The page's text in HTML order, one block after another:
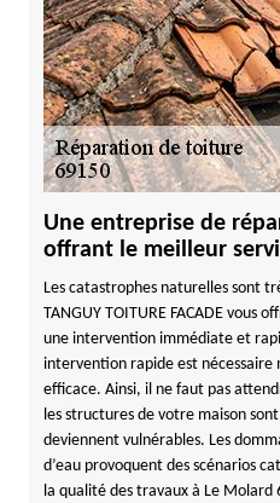
Une entreprise de
offrant le meilleur
Les catastrophes naturelles sont
TANGUY TOITURE FACADE vous
une intervention immédiate et
intervention rapide est nécessaire
efficace. Ainsi, il ne faut pas
les structures de votre maison
deviennent vulnérables. Les
d’eau provoquent des scénarios
la qualité des travaux à Le Molard